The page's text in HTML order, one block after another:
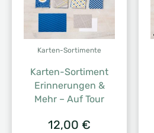
Karten-Sortimente
Karten-Sortiment
Erinnerungen &
Mehr – Auf Tour
12,00 €